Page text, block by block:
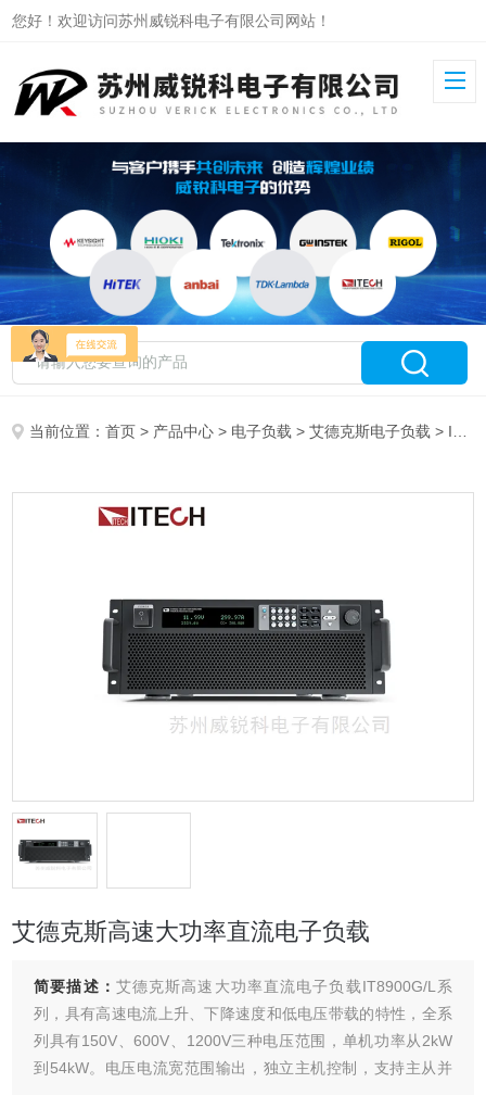
您好！欢迎访问苏州威锐科电子有限公司网站！
当前位置：首页 > 产品中心 > 电子负载 >艾德克斯电子负载 > IT8906G-1200-240艾德克斯高速大功率直流电子负载
艾德克斯高速大功率直流电子负载
简要描述： 艾德克斯高速大功率直流电子负载IT8900G/L系
列，具有高速电流上升、下降速度和低电压带载的特性，全系
列具有150V、600V、1200V三种电压范围，单机功率从2kW
到54kW。电压电流宽范围输出，独立主机控制，支持主从并